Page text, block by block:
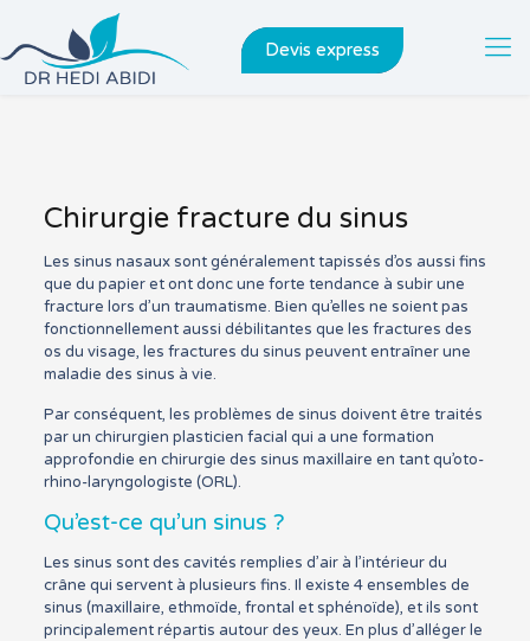
Devis express
Chirurgie fracture du sinus
Les sinus nasaux sont généralement tapissés d’os aussi fins
que du papier et ont donc une forte tendance à subir une
fracture lors d’un traumatisme. Bien qu’elles ne soient pas
fonctionnellement aussi débilitantes que les fractures des
os du visage, les fractures du sinus peuvent entraîner une
maladie des sinus à vie.
Par conséquent, les problèmes de sinus doivent être traités
par un chirurgien plasticien facial qui a une formation
approfondie en chirurgie des sinus maxillaire en tant qu’oto-
rhino-laryngologiste (ORL).
Qu’est-ce qu’un sinus ?
Les sinus sont des cavités remplies d’air à l’intérieur du
crâne qui servent à plusieurs fins. Il existe 4 ensembles de
sinus (maxillaire, ethmoïde, frontal et sphénoïde), et ils sont
principalement répartis autour des yeux. En plus d’alléger le